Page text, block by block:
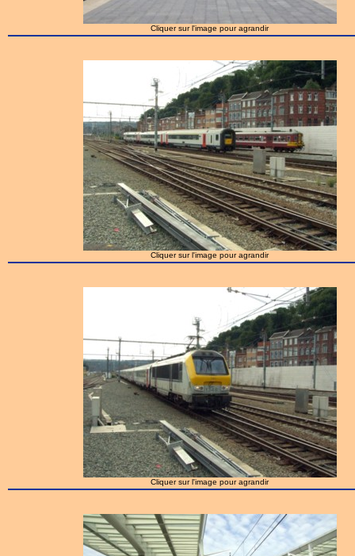
Cliquer sur l'image pour agrandir
Cliquer sur l'image pour agrandir
Cliquer sur l'image pour agrandir